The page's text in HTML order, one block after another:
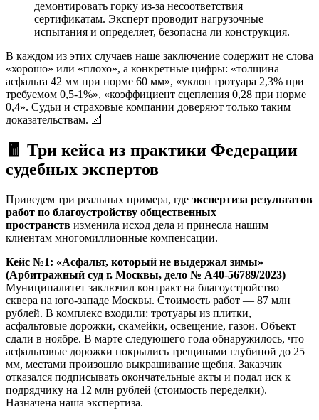
демонтировать горку из-за несоответствия
сертификатам. Эксперт проводит нагрузочные
испытания и определяет, безопасна ли конструкция.
В каждом из этих случаев наше заключение содержит не слова
«хорошо» или «плохо», а конкретные цифры: «толщина
асфальта 42 мм при норме 60 мм», «уклон тротуара 2,3% при
требуемом 0,5-1%», «коэффициент сцепления 0,28 при норме
0,4». Судьи и страховые компании доверяют только таким
доказательствам. 📐
🧧 Три кейса из практики Федерации
судебных экспертов
Приведем три реальных примера, где экспертиза результатов
работ по благоустройству общественных
пространств изменила исход дела и принесла нашим
клиентам многомиллионные компенсации.
Кейс №1: «Асфальт, который не выдержал зимы»
(Арбитражный суд г. Москвы, дело № А40-56789/2023)
Муниципалитет заключил контракт на благоустройство
сквера на юго-западе Москвы. Стоимость работ — 87 млн
рублей. В комплекс входили: тротуары из плитки,
асфальтовые дорожки, скамейки, освещение, газон. Объект
сдали в ноябре. В марте следующего года обнаружилось, что
асфальтовые дорожки покрылись трещинами глубиной до 25
мм, местами произошло выкрашивание щебня. Заказчик
отказался подписывать окончательные акты и подал иск к
подрядчику на 12 млн рублей (стоимость переделки).
Назначена наша экспертиза.